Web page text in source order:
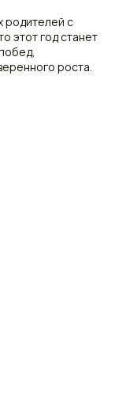
родителей с
этот год станет
роста.